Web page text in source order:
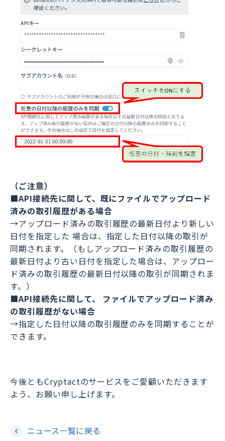
（ご注意）
■API接続先に関して、既にファイルでアップロード
済みの取引履歴がある場合
→アップロード済みの取引履歴の最新日付より新しい
日付を指定した 場合は、指定した日付以降の取引が
同期されます。（もしアップロード済みの取引履歴の
最新日付より古い日付を指定した場合は、アップロー
ド済みの取引履歴の最新日付以降の取引が同期されま
す。）
■API接続先に関して、 ファイルでアップロード済み
の取引履歴がない場合
→指定した日付以降の取引履歴のみを同期することが
できます。
今後ともCryptactのサービスをご愛顧いただきます
よう、お願い申し上げます。
ニュース一覧に戻る